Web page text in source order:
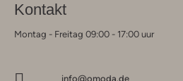
Kontakt
Montag - Freitag 09:00 - 17:00 uur
info@omoda.de